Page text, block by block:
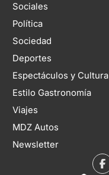
Sociales
Política
Sociedad
Deportes
Espectáculos y Cultura
Estilo Gastronomía
Viajes
MDZ Autos
Newsletter